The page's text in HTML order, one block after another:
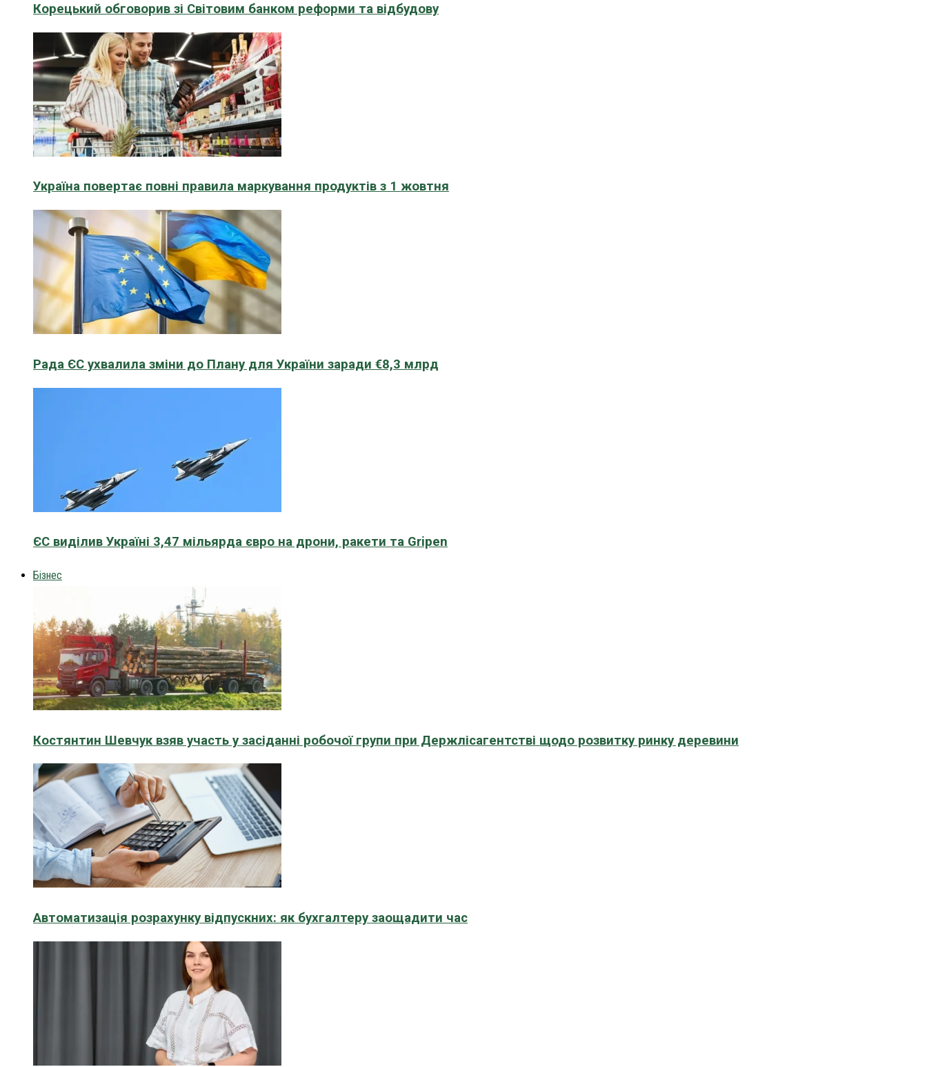
Корецький обговорив зі Світовим банком реформи та відбудову
Україна повертає повні правила маркування продуктів з 1 жовтня
Рада ЄС ухвалила зміни до Плану для України заради €8,3 млрд
ЄС виділив Україні 3,47 мільярда євро на дрони, ракети та Gripen
Бізнес
Костянтин Шевчук взяв участь у засіданні робочої групи при Держлісагентстві щодо розвитку ринку деревини
Автоматизація розрахунку відпускних: як бухгалтеру заощадити час